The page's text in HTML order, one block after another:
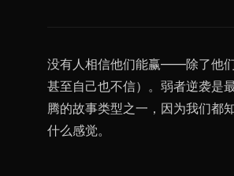
没有人相信他们能赢——除了他
甚至自己也不信）。弱者逆袭是
腾的故事类型之一，因为我们都
什么感觉。